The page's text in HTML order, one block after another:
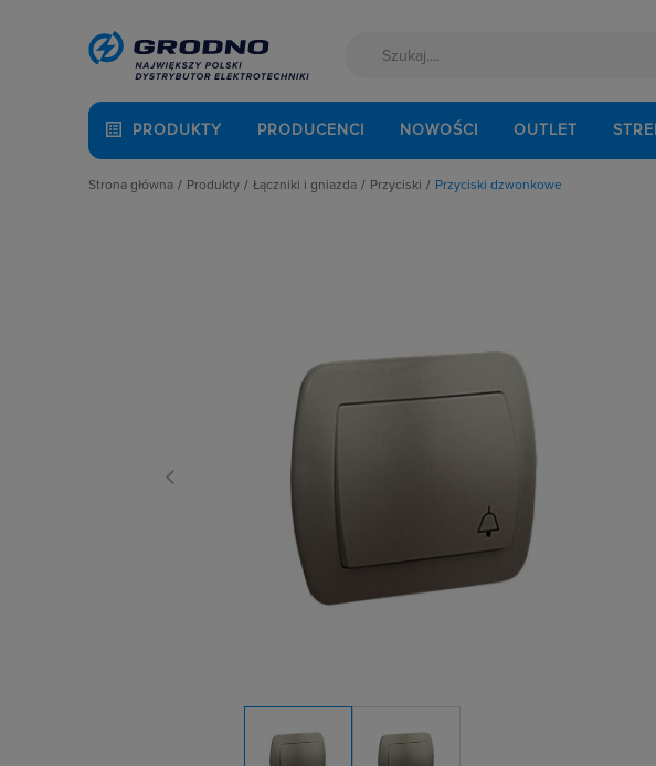
PRODUKTY PRODUCENCI NOWOŚCI OUTLET
Strona główna
Produkty
Odzież ochronna i BHP
Osprzęt siłowy, przenośny
Prowadzenie kabli
Rozdzielnice i obudowy
Sieci zewnętrzne
Systemy bezpieczeństwa
Systemy HVAC
Technika grzewcza
Technika instalacyjna
Łączniki i gniazda
Termostaty i regulatory
Przyciski
Przyciski dzwonkowe